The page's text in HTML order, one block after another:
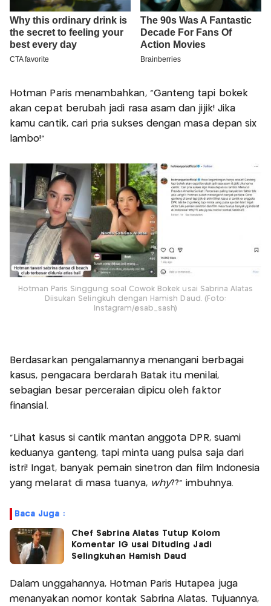
Hotman Paris menambahkan, "Ganteng tapi bokek
akan cepat berubah jadi rasa asam dan jijik! Jika
kamu cantik, cari pria sukses dengan masa depan six
lambo!"
Hotman Paris Singgung soal Cowok Bokek usai Sabrina Alatas
Diisukan Selingkuh dengan Hamish Daud. (Foto:
Instagram/@sab_sash)
Berdasarkan pengalamannya menangani berbagai
kasus, pengacara berdarah Batak itu menilai,
sebagian besar perceraian dipicu oleh faktor
finansial.
"Lihat kasus si cantik mantan anggota DPR, suami
keduanya ganteng, tapi minta uang pulsa saja dari
istri! Ingat, banyak pemain sinetron dan film Indonesia
yang melarat di masa tuanya, why??" imbuhnya.
Baca Juga :
Chef Sabrina Alatas Tutup Kolom
Komentar IG usai Dituding Jadi
Selingkuhan Hamish Daud
Dalam unggahannya, Hotman Paris Hutapea juga
menanyakan nomor kontak Sabrina Alatas. Tujuannya,